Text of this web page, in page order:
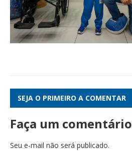
SEJA O PRIMEIRO A COMENTAR
Faça um comentário
Seu e-mail não será publicado.